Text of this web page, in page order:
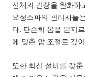
신체의 긴장을 완화하
요정스파의 관리사들
다. 단순히 몸을 문지
에 맞춘 압 조절로 깊
또한 최신 설비를 갖